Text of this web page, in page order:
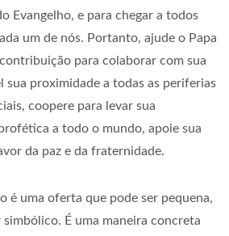
Evangelho, e para chegar a todos
um de nós. Portanto, ajude o Papa
para colaborar com sua
sua proximidade a todas as periferias
coopere para levar sua
a todo o mundo, apoie sua
da paz e da fraternidade.
é uma oferta que pode ser pequena,
simbólico. É uma maneira concreta